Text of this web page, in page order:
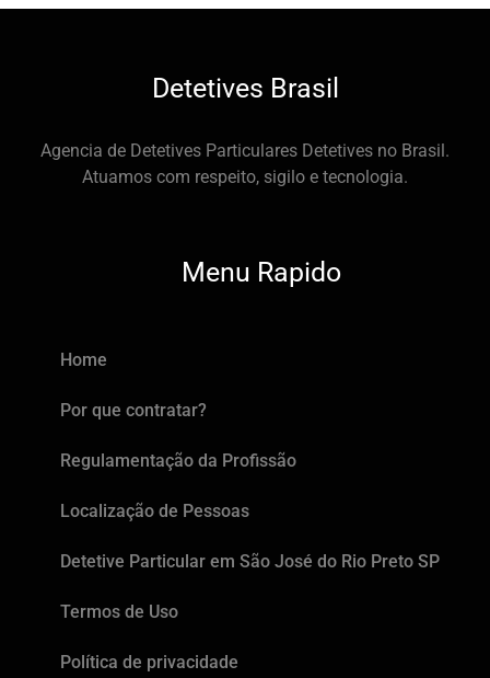
Detetives Brasil
Agencia de Detetives Particulares Detetives no Brasil.
Atuamos com respeito, sigilo e tecnologia.
Menu Rapido
Home
Por que contratar?
Regulamentação da Profissão
Localização de Pessoas
Detetive Particular em São José do Rio Preto SP
Termos de Uso
Política de privacidade